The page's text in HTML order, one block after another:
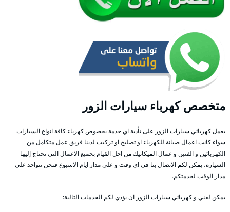
متخصص كهرباء سيارات الزور
يعمل كهربائي سيارات الزور على تأدية اي خدمة بخصوص كهرباء كافة انواع السيارات
سواء كانت اعمال صيانة للكهرباء او تصليح او تركيب لدينا فريق عمل متكامل من
الكهربائين و الفنين و عمال الميكانيك من اجل القيام بجميع الاعمال التي تحتاج إليها
السيارة، يمكن لكم الاتصال بنا في اي وقت و على مدار ايام الاسبوع فنحن نتواجد على
مدار الوقت لخدمتكم.
يمكن لفني و كهربائي سيارات الزور ان يؤدي لكم الخدمات التالية: